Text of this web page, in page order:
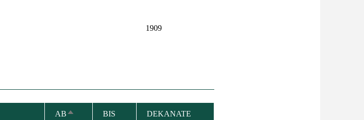
1909
ABABSTEIGEND
BIS DEKANATE